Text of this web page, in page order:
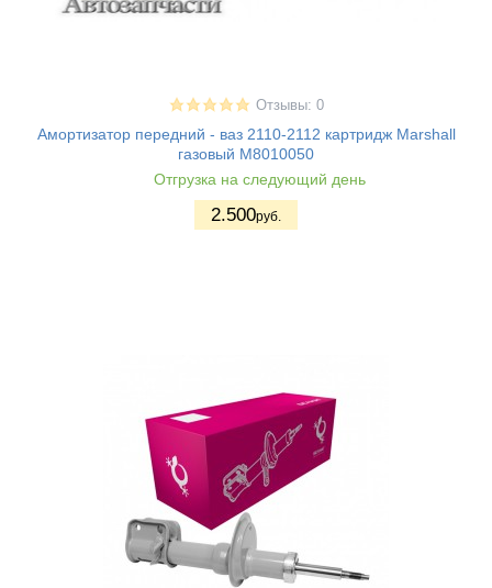
Отзывы: 0
Амортизатор передний - ваз 2110-2112 картридж Marshall
газовый M8010050
Отгрузка на следующий день
2.500руб.